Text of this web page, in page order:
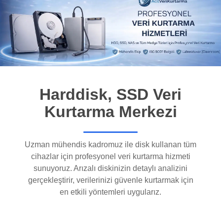
Harddisk, SSD Veri
Kurtarma Merkezi
Uzman mühendis kadromuz ile disk kullanan tüm
cihazlar için profesyonel veri kurtarma hizmeti
sunuyoruz. Arızalı diskinizin detaylı analizini
gerçekleştirir, verilerinizi güvenle kurtarmak için
en etkili yöntemleri uygularız.